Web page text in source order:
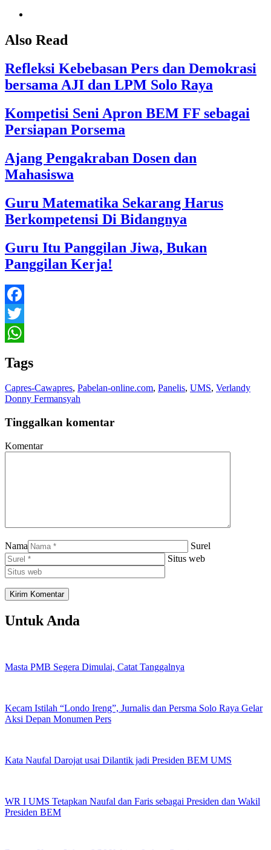
Also Read
Refleksi Kebebasan Pers dan Demokrasi
bersama AJI dan LPM Solo Raya
Kompetisi Seni Apron BEM FF sebagai
Persiapan Porsema
Ajang Pengakraban Dosen dan
Mahasiswa
Guru Matematika Sekarang Harus
Berkompetensi Di Bidangnya
Guru Itu Panggilan Jiwa, Bukan
Panggilan Kerja!
Facebook
Twitter
Tags
Capres-Cawapres, Pabelan-online.com, Panelis, UMS, Verlandy
Donny Fermansyah
Tinggalkan komentar
Komentar
Nama
Surel
Situs web
Untuk Anda
Masta PMB Segera Dimulai, Catat Tanggalnya
Kecam Istilah “Londo Ireng”, Jurnalis dan Persma Solo Raya Gelar
Aksi Depan Monumen Pers
Kata Naufal Darojat usai Dilantik jadi Presiden BEM UMS
WR I UMS Tetapkan Naufal dan Faris sebagai Presiden dan Wakil
Presiden BEM